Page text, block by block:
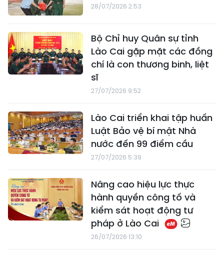
28/07/2026 2:53
Bộ Chỉ huy Quân sự tỉnh
Lào Cai gặp mặt các đồng
chí là con thương binh, liệt
sĩ
27/07/2026 9:52
Lào Cai triển khai tập huấn
Luật Bảo vệ bí mật Nhà
nước đến 99 điểm cầu
27/07/2026 5:39
Nâng cao hiệu lực thực
hành quyền công tố và
kiểm sát hoạt động tư
pháp ở Lào Cai
26/07/2026 13:10